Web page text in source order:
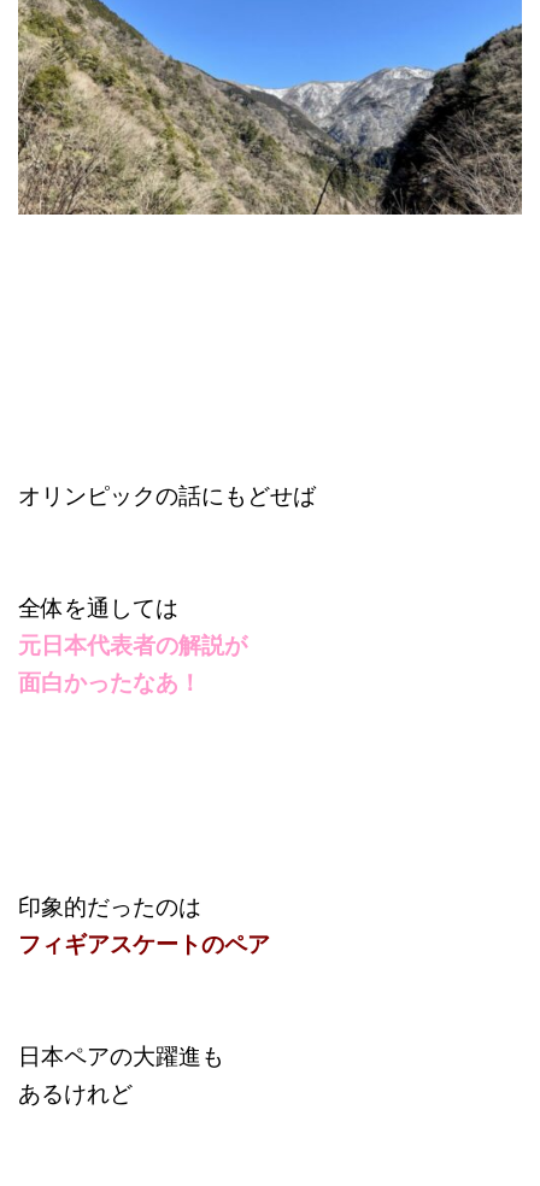
オリンピックの話にもどせば
全体を通しては
元日本代表者の解説が
面白かったなあ！
印象的だったのは
フィギアスケートのペア
日本ペアの大躍進も
あるけれど